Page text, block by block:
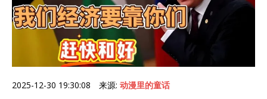
2025-12-30 19:30:08 来源: 动漫里的童话